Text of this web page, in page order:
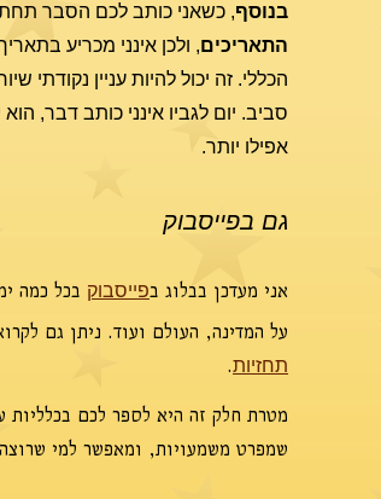
בנוסף, כשאני כותב לכם הסבר תחת שני תאריכים (כמו למשל 6-7.11), זה
התאריכים
הכללי. זה יכול להיות עניין
סביב. יום לגביו אינני כותב דבר,
אפילו יותר.
גם בפייסבוק
אני מעדכן בבלוג בפייסבוק בכל כמה
על המדינה, העולם ועוד. ניתן גם
תחזיות.
מטרת חלק זה היא לספר לכם בכלליות
שמפרט משמעויות, ומאפשר למי